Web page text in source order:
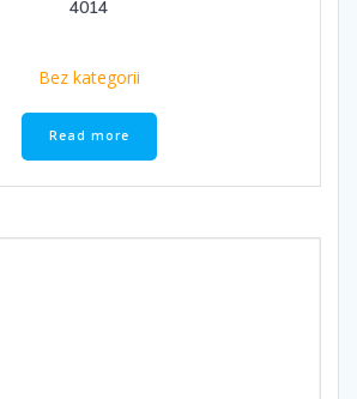
4014
Bez kategorii
Read more